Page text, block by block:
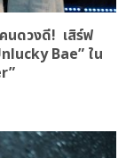
นดวงดี! เสิร์ฟ
Bae” ใน